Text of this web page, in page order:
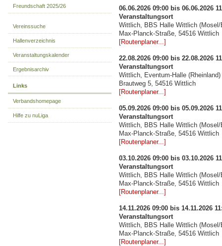
Freundschaft 2025/26
Vereinssuche
Hallenverzeichnis
Veranstaltungskalender
Ergebnisarchiv
Links
Verbandshomepage
Hilfe zu nuLiga
06.06.2026 09:00 bis 06.06.2026
Veranstaltungsort
Wittlich, BBS Halle Wittlich (Mosel/
Max-Planck-Straße, 54516 Wittlich
[Routenplaner...]
22.08.2026 09:00 bis 22.08.2026
Veranstaltungsort
Wittlich, Eventum-Halle (Rheinland)
Brautweg 5, 54516 Wittlich
[Routenplaner...]
05.09.2026 09:00 bis 05.09.2026
Veranstaltungsort
Wittlich, BBS Halle Wittlich (Mosel/
Max-Planck-Straße, 54516 Wittlich
[Routenplaner...]
03.10.2026 09:00 bis 03.10.2026
Veranstaltungsort
Wittlich, BBS Halle Wittlich (Mosel/
Max-Planck-Straße, 54516 Wittlich
[Routenplaner...]
14.11.2026 09:00 bis 14.11.2026
Veranstaltungsort
Wittlich, BBS Halle Wittlich (Mosel/
Max-Planck-Straße, 54516 Wittlich
[Routenplaner...]